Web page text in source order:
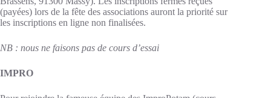
(payées) lors de la fête des associations auront la priorité sur
les inscriptions en ligne non finalisées.
NB : nous ne faisons pas de cours d’essai
IMPRO